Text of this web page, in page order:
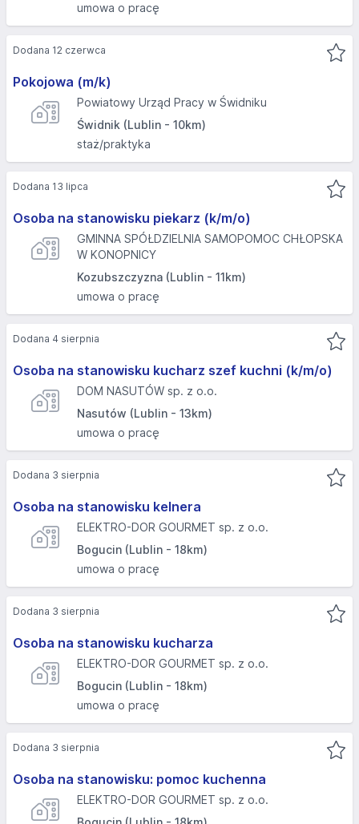
umowa o pracę
Pokojowa (m/k)
Powiatowy Urząd Pracy w Świdniku
Świdnik (Lublin - 10km)
staż/praktyka
Dodana 12 czerwca
Osoba na stanowisku piekarz (k/m/o)
GMINNA SPÓŁDZIELNIA SAMOPOMOC CHŁOPSKA
W KONOPNICY
Kozubszczyzna (Lublin - 11km)
umowa o pracę
Dodana 13 lipca
Osoba na stanowisku kucharz szef kuchni (k/m/o)
DOM NASUTÓW sp. z o.o.
Nasutów (Lublin - 13km)
umowa o pracę
Dodana 4 sierpnia
Osoba na stanowisku kelnera
ELEKTRO-DOR GOURMET sp. z o.o.
Bogucin (Lublin - 18km)
umowa o pracę
Dodana 3 sierpnia
Osoba na stanowisku kucharza
ELEKTRO-DOR GOURMET sp. z o.o.
Bogucin (Lublin - 18km)
umowa o pracę
Dodana 3 sierpnia
Osoba na stanowisku: pomoc kuchenna
ELEKTRO-DOR GOURMET sp. z o.o.
Dodana 3 sierpnia